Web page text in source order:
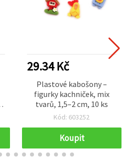
29.34 Kč
Plastové kabošony –
figurky kachniček, mix
tvarů, 1,5–2 cm, 10 ks
Kód: 603252
Koupit